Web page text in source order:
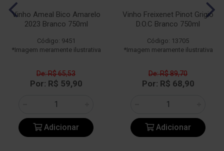
Vinho Ameal Bico Amarelo
2023 Branco 750ml
Código: 9451
*Imagem meramente ilustrativa
De: R$ 65,53
Por: R$ 59,90
Adicionar
Vinho Freixenet Pinot Grigio
D.O.C Branco 750ml
Código: 13705
*Imagem meramente ilustrativa
De: R$ 89,70
Por: R$ 68,90
Adicionar